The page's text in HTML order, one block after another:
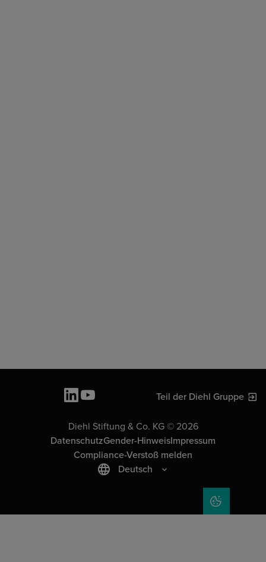
Teil der Diehl Gruppe
Diehl Stiftung & Co. KG © 2026
DatenschutzGender-HinweisImpressum
Compliance-Verstoß melden
Deutsch
COOKIE-